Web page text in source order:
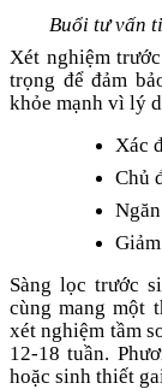
Buổi tư vấn
Xét nghiệm
trọng để đảm
khỏe mạnh vì lý
Xác
Chủ
Sàng lọc trước
cùng mang một
xét nghiệm tầm
12-18 tuần.
hoặc sinh thiết